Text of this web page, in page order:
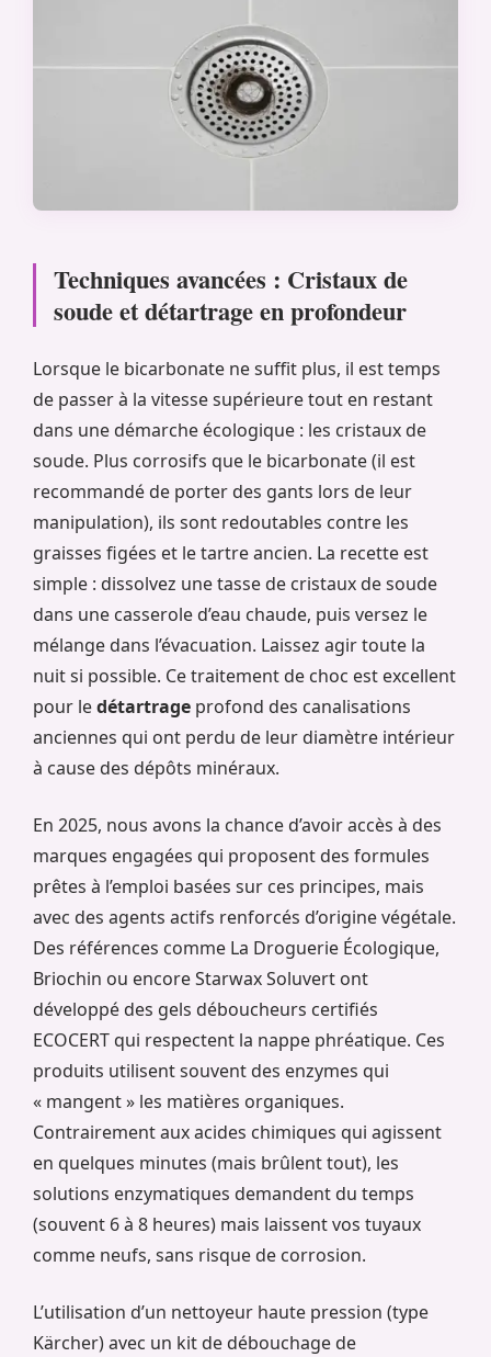
Techniques avancées : Cristaux de
soude et détartrage en profondeur
Lorsque le bicarbonate ne suffit plus, il est temps
de passer à la vitesse supérieure tout en restant
dans une démarche écologique : les cristaux de
soude. Plus corrosifs que le bicarbonate (il est
recommandé de porter des gants lors de leur
manipulation), ils sont redoutables contre les
graisses figées et le tartre ancien. La recette est
simple : dissolvez une tasse de cristaux de soude
dans une casserole d’eau chaude, puis versez le
mélange dans l’évacuation. Laissez agir toute la
nuit si possible. Ce traitement de choc est excellent
pour ledétartrage profond des canalisations
anciennes qui ont perdu de leur diamètre intérieur
à cause des dépôts minéraux.
En 2025, nous avons la chance d’avoir accès à des
marques engagées qui proposent des formules
prêtes à l’emploi basées sur ces principes, mais
avec des agents actifs renforcés d’origine végétale.
Des références comme La Droguerie Écologique,
Briochin ou encore Starwax Soluvert ont
développé des gels déboucheurs certifiés
ECOCERT qui respectent la nappe phréatique. Ces
produits utilisent souvent des enzymes qui
« mangent » les matières organiques.
Contrairement aux acides chimiques qui agissent
en quelques minutes (mais brûlent tout), les
solutions enzymatiques demandent du temps
(souvent 6 à 8 heures) mais laissent vos tuyaux
comme neufs, sans risque de corrosion.
L’utilisation d’un nettoyeur haute pression (type
Kärcher) avec un kit de débouchage de